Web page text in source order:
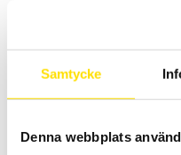
Samtycke
Denna webbplats